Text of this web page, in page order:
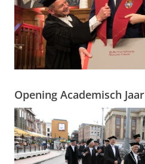
Opening Academisch Jaar